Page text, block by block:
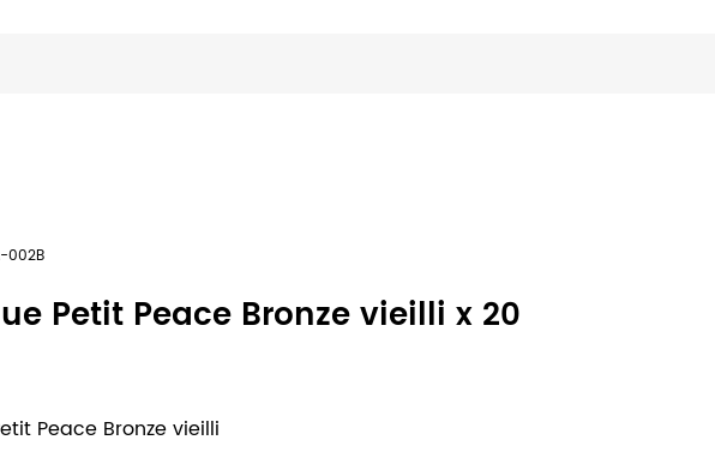
002B
Petit Peace Bronze vieilli x 20
Peace Bronze vieilli